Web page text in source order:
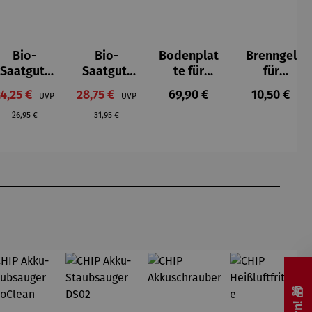
Bio-
Saatgut-
Holzbox S
-
Mittelalte
€
UVP
Regulärer Preis:
26,95 €
Bio-
Saatgut-
Kartonbo
x S -
Gemüsera
Verkaufspreis:
28,75 €
UVP
Regulärer Preis:
31,95 €
Bodenplat
te für
Feuerkorb
rund Ø 70
Regulärer Preis:
69,90 €
Brenngel
für
Gelfeuerst
elle -
Regulärer
10,50 €